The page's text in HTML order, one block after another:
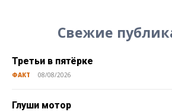
Свежие
Третьи в пятёрке
ФАКТ 08/08/2026
Глуши мотор